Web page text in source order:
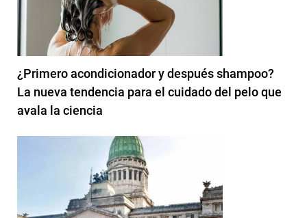
¿Primero acondicionador y después shampoo?
La nueva tendencia para el cuidado del pelo que
avala la ciencia